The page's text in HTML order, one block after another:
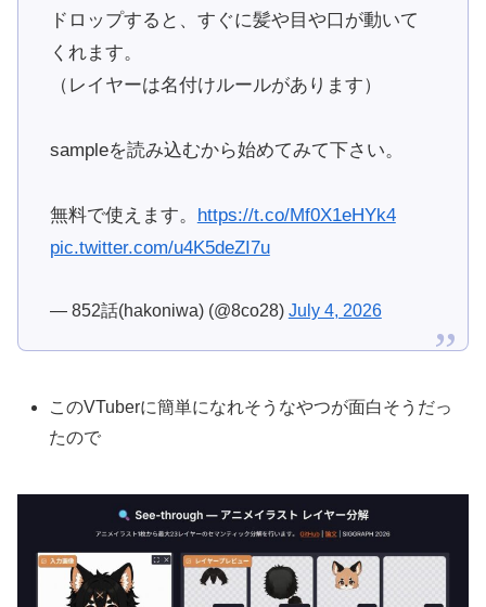
ドロップすると、すぐに髪や目や口が動いて
くれます。
（レイヤーは名付けルールがあります）
sampleを読み込むから始めてみて下さい。
無料で使えます。 https://t.co/Mf0X1eHYk4
pic.twitter.com/u4K5deZI7u
— 852話(hakoniwa) (@8co28) July 4, 2026
このVTuberに簡単になれそうなやつが面白そうだっ
たので